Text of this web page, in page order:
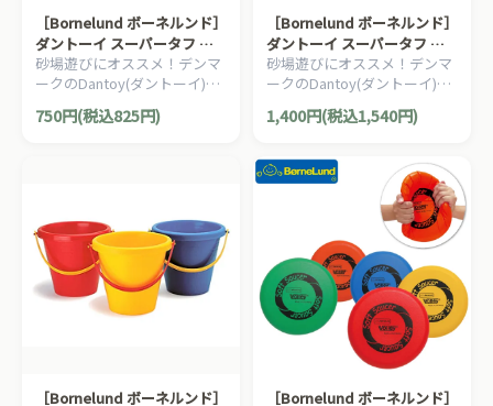
［Bornelund ボーネルンド］
ダントーイ スーパータフ シ
ャベル
砂場遊びにオススメ！デンマ
ークのDantoy(ダントーイ)社
のカラフルな色が可愛いシャ
ベルです。
750円(税込825円)
［Bornelund ボーネルンド］
ダントーイ スーパータフ ス
コップ
砂場遊びにオススメ！デンマ
ークのDantoy(ダントーイ)社
のカラフルな色が可愛いスコ
ップです。
1,400円(税込1,540円)
［Bornelund ボーネルンド］
［Bornelund ボーネルンド］